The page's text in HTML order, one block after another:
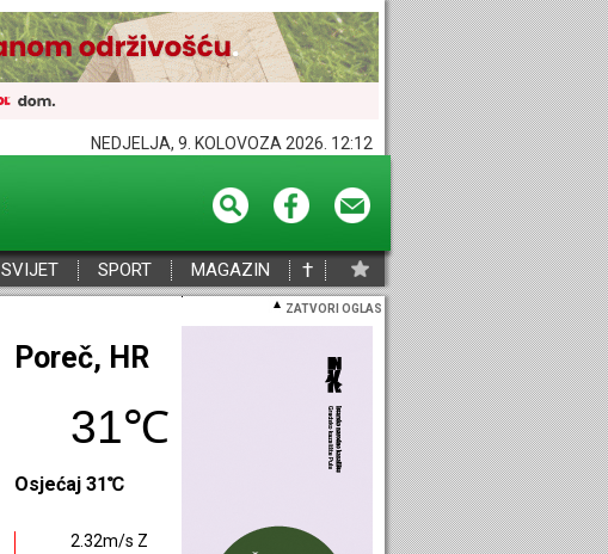
NEDJELJA, 9. KOLOVOZA 2026. 12:12
SVIJET SPORT MAGAZIN †
ZATVORI OGLAS
Poreč, HR
31℃
Osjećaj 31℃
2.32m/s Z